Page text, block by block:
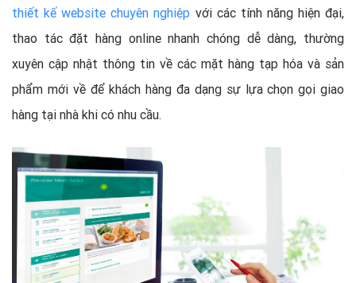
thiết kế website chuyên nghiệp với các tính năng hiện đại,
thao tác đặt hàng online nhanh chóng dễ dàng, thường
xuyên cập nhật thông tin về các mặt hàng tạp hóa và sản
phẩm mới về để khách hàng đa dạng sự lựa chọn gọi giao
hàng tại nhà khi có nhu cầu.